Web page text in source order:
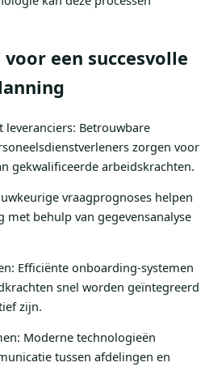
een succesvolle
leveranciers: Betrouwbare
zorgen voor
gekwalificeerde arbeidskrachten.
vraagprognoses helpen
met behulp van gegevensanalyse
Efficiënte onboarding-systemen
snel worden geïntegreerd
zijn.
Moderne technologieën
tussen afdelingen en